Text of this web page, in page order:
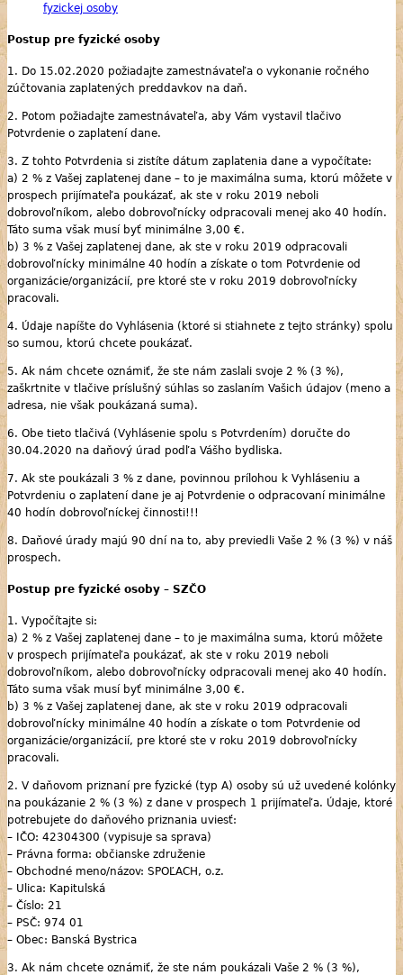
fyzickej osoby
Postup pre fyzické osoby
1. Do 15.02.2020 požiadajte zamestnávateľa o vykonanie ročného
zúčtovania zaplatených preddavkov na daň.
2. Potom požiadajte zamestnávateľa, aby Vám vystavil tlačivo
Potvrdenie o zaplatení dane.
3. Z tohto Potvrdenia si zistíte dátum zaplatenia dane a vypočítate:
a) 2 % z Vašej zaplatenej dane – to je maximálna suma, ktorú môžete v
prospech prijímateľa poukázať, ak ste v roku 2019 neboli
dobrovoľníkom, alebo dobrovoľnícky odpracovali menej ako 40 hodín.
Táto suma však musí byť minimálne 3,00 €.
b) 3 % z Vašej zaplatenej dane, ak ste v roku 2019 odpracovali
dobrovoľnícky minimálne 40 hodín a získate o tom Potvrdenie od
organizácie/organizácií, pre ktoré ste v roku 2019 dobrovoľnícky
pracovali.
4. Údaje napíšte do Vyhlásenia (ktoré si stiahnete z tejto stránky) spolu
so sumou, ktorú chcete poukázať.
5. Ak nám chcete oznámiť, že ste nám zaslali svoje 2 % (3 %),
zaškrtnite v tlačive príslušný súhlas so zaslaním Vašich údajov (meno a
adresa, nie však poukázaná suma).
6. Obe tieto tlačivá (Vyhlásenie spolu s Potvrdením) doručte do
30.04.2020 na daňový úrad podľa Vášho bydliska.
7. Ak ste poukázali 3 % z dane, povinnou prílohou k Vyhláseniu a
Potvrdeniu o zaplatení dane je aj Potvrdenie o odpracovaní minimálne
40 hodín dobrovoľníckej činnosti!!!
8. Daňové úrady majú 90 dní na to, aby previedli Vaše 2 % (3 %) v náš
prospech.
Postup pre fyzické osoby – SZČO
1. Vypočítajte si:
a) 2 % z Vašej zaplatenej dane – to je maximálna suma, ktorú môžete
v prospech prijímateľa poukázať, ak ste v roku 2019 neboli
dobrovoľníkom, alebo dobrovoľnícky odpracovali menej ako 40 hodín.
Táto suma však musí byť minimálne 3,00 €.
b) 3 % z Vašej zaplatenej dane, ak ste v roku 2019 odpracovali
dobrovoľnícky minimálne 40 hodín a získate o tom Potvrdenie od
organizácie/organizácií, pre ktoré ste v roku 2019 dobrovoľnícky
pracovali.
2. V daňovom priznaní pre fyzické (typ A) osoby sú už uvedené kolónky
na poukázanie 2 % (3 %) z dane v prospech 1 prijímateľa. Údaje, ktoré
potrebujete do daňového priznania uviesť:
– IČO: 42304300 (vypisuje sa sprava)
– Právna forma: občianske združenie
– Obchodné meno/názov: SPOĽACH, o.z.
– Ulica: Kapitulská
– Číslo: 21
– PSČ: 974 01
– Obec: Banská Bystrica
3. Ak nám chcete oznámiť, že ste nám poukázali Vaše 2 % (3 %),